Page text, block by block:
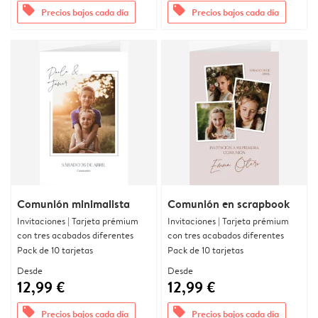
offers Precios bajos cada día offers Precios bajos cada día
Comunión minimalista
Invitaciones | Tarjeta prémium
con tres acabados diferentes
Pack de 10 tarjetas
Desde
12,99 €
offers Precios bajos cada día
Comunión en scrapbook
Invitaciones | Tarjeta prémium
con tres acabados diferentes
Pack de 10 tarjetas
Desde
12,99 €
offers Precios bajos cada día